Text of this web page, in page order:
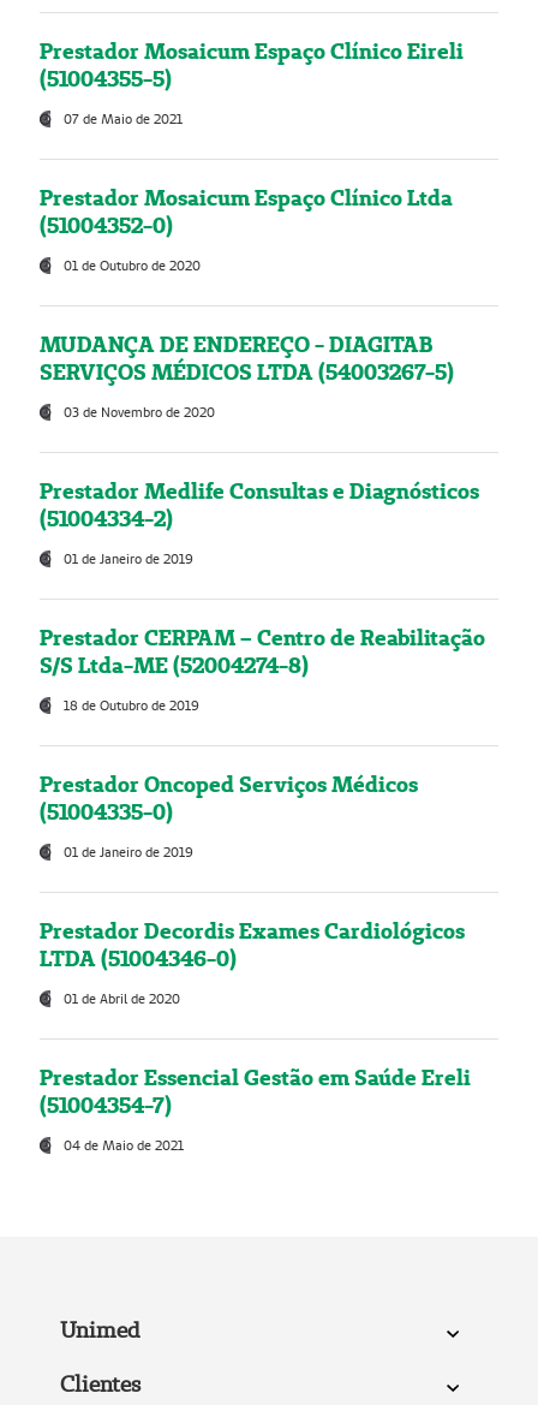
Prestador Mosaicum Espaço Clínico Eireli
(51004355-5)
07 de Maio de 2021
Prestador Mosaicum Espaço Clínico Ltda
(51004352-0)
01 de Outubro de 2020
MUDANÇA DE ENDEREÇO - DIAGITAB
SERVIÇOS MÉDICOS LTDA (54003267-5)
03 de Novembro de 2020
Prestador Medlife Consultas e Diagnósticos
(51004334-2)
01 de Janeiro de 2019
Prestador CERPAM – Centro de Reabilitação
S/S Ltda-ME (52004274-8)
18 de Outubro de 2019
Prestador Oncoped Serviços Médicos
(51004335-0)
01 de Janeiro de 2019
Prestador Decordis Exames Cardiológicos
LTDA (51004346-0)
01 de Abril de 2020
Prestador Essencial Gestão em Saúde Ereli
(51004354-7)
04 de Maio de 2021
Unimed
Clientes